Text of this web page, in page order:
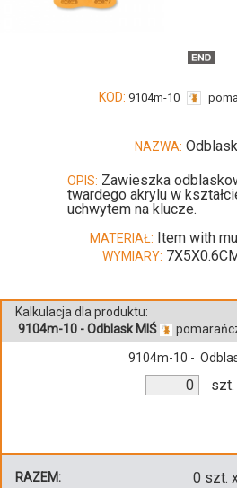
KOD: 9104m-10
NAZWA:
OPIS: Zawieszka
twardego akrylu w
uchwytem na klucze.
MATERIAŁ: Item with
WYMIARY:
Kalkulacja dla produktu:
9104m-10 - Odblask MIŚ
9104m-10 -
szt.
RAZEM: 0 szt.